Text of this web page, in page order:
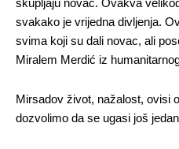
svakako je vrijedna divljenja.
svima koji su dali novac, ali
Miralem Merdić iz
Mirsadov život, nažalost, ovisi
dozvolimo da se ugasi još